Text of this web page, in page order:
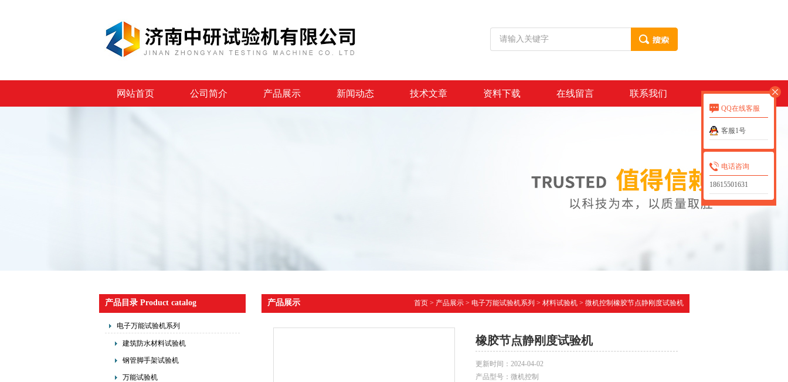
网站首页 公司简介 产品展示 新闻动态 技术文章 资料下载 在线留言 联系我们
产品目录 Product catalog
电子万能试验机系列
建筑防水材料试验机
钢管脚手架试验机
万能试验机
产品展示 首页> 产品展示> 电子万能试验机系列 > 材料试验机> 微机控制橡胶节点静刚度试验机
橡胶节点静刚度试验机
更新时间： 2024-04-02
产品型号： 微机控制
QQ在线客服
客服1号
电话咨询
18615501631